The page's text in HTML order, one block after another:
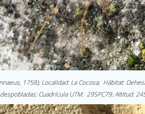
1758); Localidad: La Cocosa; Hábitat:
despobladas; Cuadrícula UTM: 29SPC79; Altitud: